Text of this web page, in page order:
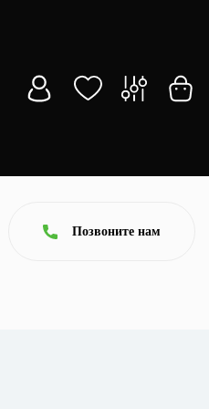
Позвоните нам